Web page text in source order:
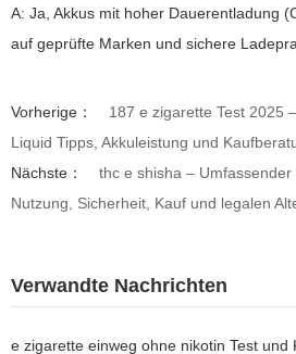
A: Ja, Akkus mit hoher Dauerentladung
auf geprüfte Marken und sichere
Vorherige：
187 e zigarette Test 2025
Liquid Tipps, Akkuleistung und
Nächste：
thc e shisha –
Nutzung, Sicherheit, Kauf und legalen
Verwandte Nachrichten
e zigarette einweg ohne nikotin Test und